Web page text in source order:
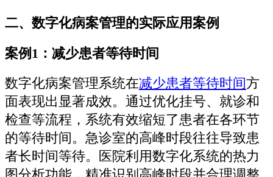
二、数字化病案管理的实际应用案例
案例1：减少患者等待时间
数字化病案管理系统在减少患者等待时间方
面表现出显著成效。通过优化挂号、就诊和
检查等流程，系统有效缩短了患者在各环节
的等待时间。急诊室的高峰时段往往导致患
者长时间等待。医院利用数字化系统的热力